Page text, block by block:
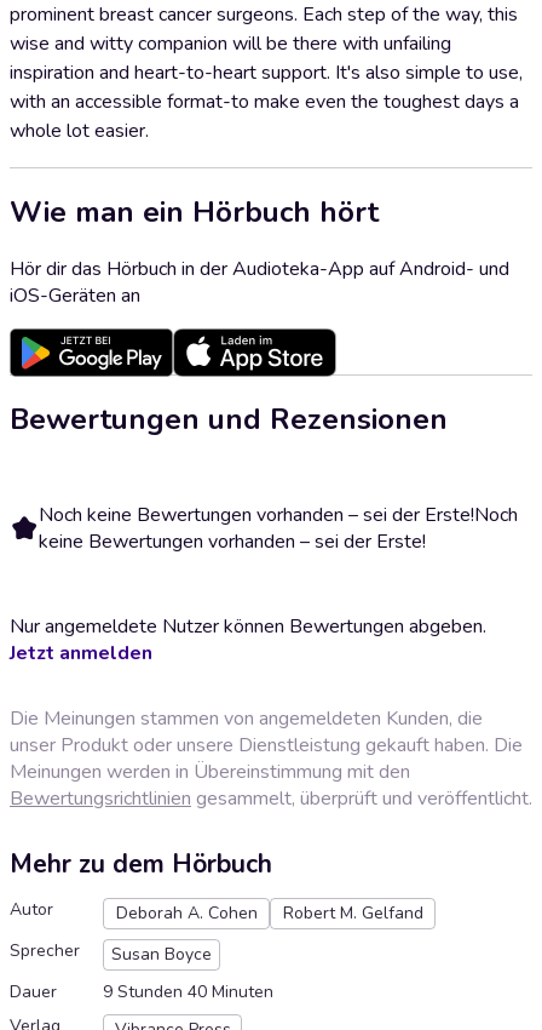
prominent breast cancer surgeons. Each step of the way, this
wise and witty companion will be there with unfailing
inspiration and heart-to-heart support. It's also simple to use,
with an accessible format-to make even the toughest days a
whole lot easier.
Wie man ein Hörbuch hört
Hör dir das Hörbuch in der Audioteka-App auf Android- und
iOS-Geräten an
Bewertungen und Rezensionen
Noch keine Bewertungen vorhanden – sei der Erste!Noch
keine Bewertungen vorhanden – sei der Erste!
Nur angemeldete Nutzer können Bewertungen abgeben.
Jetzt anmelden
Die Meinungen stammen von angemeldeten Kunden, die
unser Produkt oder unsere Dienstleistung gekauft haben. Die
Meinungen werden in Übereinstimmung mit den
Bewertungsrichtlinien gesammelt, überprüft und veröffentlicht.
Mehr zu dem Hörbuch
Autor Deborah A. Cohen
Robert M. Gelfand
Sprecher
Susan Boyce
Dauer
9 Stunden 40 Minuten